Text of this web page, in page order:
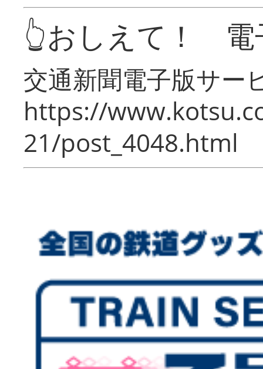
👆おしえて！ 電
交通新聞電子版サー
https://
21/post_4048.html